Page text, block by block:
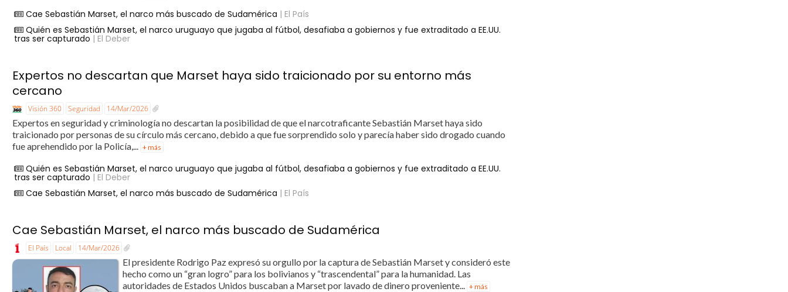
Cae Sebastián Marset, el narco más buscado de Sudamérica | El País
Quién es Sebastián Marset, el narco uruguayo que jugaba al fútbol, desafiaba a gobiernos y fue extraditado a EE.UU.
tras ser capturado | El Deber
Expertos no descartan que Marset haya sido traicionado por su entorno más
cercano
Visión 360 Seguridad 14/Mar/2026
Expertos en seguridad y criminología no descartan la posibilidad de que el narcotraficante Sebastián Marset haya sido
traicionado por personas de su círculo más cercano, debido a que fue sorprendido solo y parecía haber sido drogado cuando
fue aprehendido por la Policía,... + más
Quién es Sebastián Marset, el narco uruguayo que jugaba al fútbol, desafiaba a gobiernos y fue extraditado a EE.UU.
tras ser capturado | El Deber
Cae Sebastián Marset, el narco más buscado de Sudamérica | El País
Cae Sebastián Marset, el narco más buscado de Sudamérica
El País Local 14/Mar/2026
El presidente Rodrigo Paz expresó su orgullo por la captura de Sebastián Marset y consideró este
hecho como un “gran logro” para los bolivianos y “trascendental” para la humanidad. Las
autoridades de Estados Unidos buscaban a Marset por lavado de dinero proveniente... + más